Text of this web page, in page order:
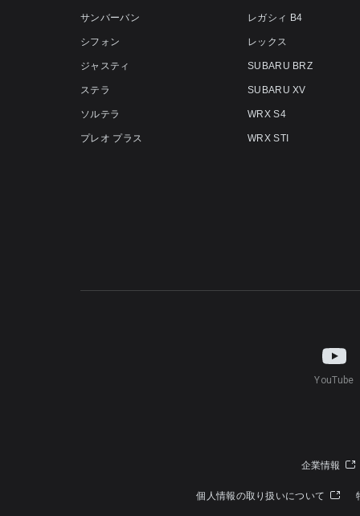
サンバーバン
シフォン
ジャスティ
ステラ
ソルテラ
プレオ プラス
レガシィ B4
レックス
SUBARU BRZ
SUBARU XV
WRX S4
WRX STI
YouTube
企業情報
個人情報の取り扱いについて